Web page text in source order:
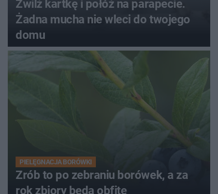
Zwilż kartkę i połóż na parapecie.
Żadna mucha nie wleci do twojego
domu
PIELĘGNACJA BORÓWKI
Zrób to po zebraniu borówek, a za
rok zbiory będą obfite